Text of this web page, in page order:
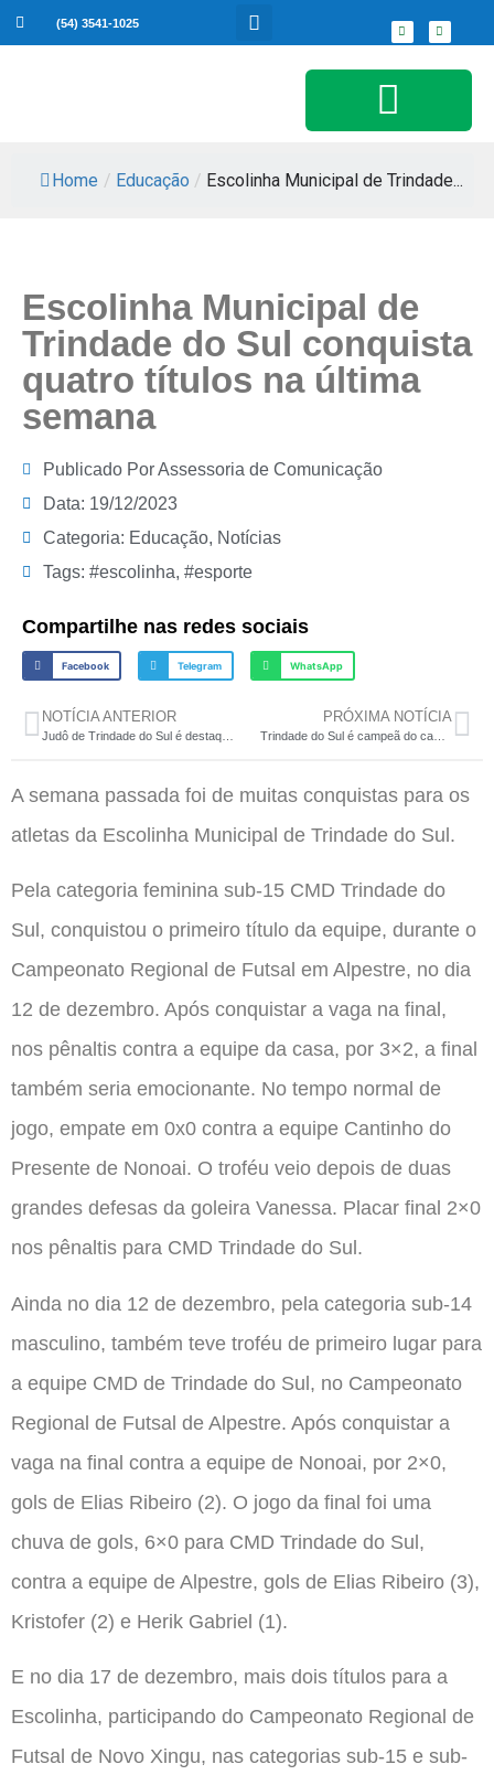
(54) 3541-1025
Home / Educação / Escolinha Municipal de Trindade...
Escolinha Municipal de
Trindade do Sul conquista
quatro títulos na última
semana
Publicado PorAssessoria de Comunicação
Data: 19/12/2023
Categoria: Educação, Notícias
Tags: #escolinha, #esporte
Compartilhe nas redes sociais
Facebook Telegram WhatsApp
NOTÍCIA ANTERIOR PRÓXIMA NOTÍCIA
A semana passada foi de muitas conquistas para os
atletas da Escolinha Municipal de Trindade do Sul.
Pela categoria feminina sub-15 CMD Trindade do
Sul, conquistou o primeiro título da equipe, durante o
Campeonato Regional de Futsal em Alpestre, no dia
12 de dezembro. Após conquistar a vaga na final,
nos pênaltis contra a equipe da casa, por 3×2, a final
também seria emocionante. No tempo normal de
jogo, empate em 0x0 contra a equipe Cantinho do
Presente de Nonoai. O troféu veio depois de duas
grandes defesas da goleira Vanessa. Placar final 2×0
nos pênaltis para CMD Trindade do Sul.
Ainda no dia 12 de dezembro, pela categoria sub-14
masculino, também teve troféu de primeiro lugar para
a equipe CMD de Trindade do Sul, no Campeonato
Regional de Futsal de Alpestre. Após conquistar a
vaga na final contra a equipe de Nonoai, por 2×0,
gols de Elias Ribeiro (2). O jogo da final foi uma
chuva de gols, 6×0 para CMD Trindade do Sul,
contra a equipe de Alpestre, gols de Elias Ribeiro (3),
Kristofer (2) e Herik Gabriel (1).
E no dia 17 de dezembro, mais dois títulos para a
Escolinha, participando do Campeonato Regional de
Futsal de Novo Xingu, nas categorias sub-15 e sub-